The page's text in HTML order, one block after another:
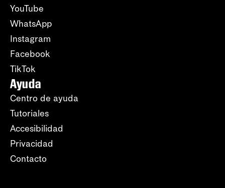
YouTube
WhatsApp
Instagram
Facebook
TikTok
Ayuda
Centro de ayuda
Tutoriales
Accesibilidad
Privacidad
Contacto